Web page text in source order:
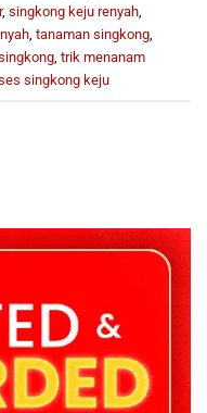
, singkong keju renyah,
, tanaman singkong,
, trik menanam
singkong keju